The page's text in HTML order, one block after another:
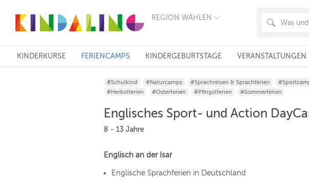
REGION WÄHLEN
FRANKFURT
KÖLN
STUTTGART
HANNOVER
LEIPZIG
ZÜRICH
ANDERE
REGIONEN
KINDERKURSE FERIENCAMPS KINDERGEBURTSTAGE VERANSTALTUNGEN
#Schulkind #Naturcamps #Sprachreisen & Sprachferien
#Herbstferien
#Osterferien #Pfingstferien #Sommerferien
Englisches Sport- und Action
8 - 13 Jahre
Englisch an der Isar
Englische Sprachferien in Deutschland